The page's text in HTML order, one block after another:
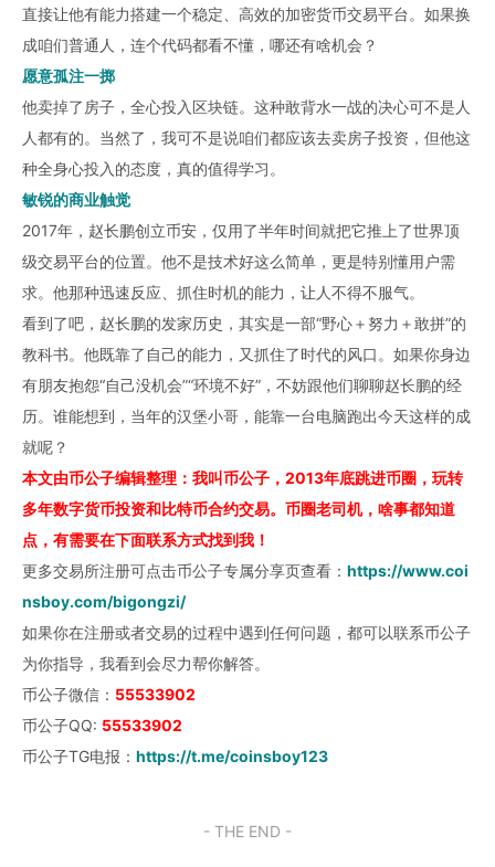
直接让他有能力搭建一个稳定、高效的加密货币交易平台。如果换
成咱们普通人，连个代码都看不懂，哪还有啥机会？
愿意孤注一掷
他卖掉了房子，全心投入区块链。这种敢背水一战的决心可不是人
人都有的。当然了，我可不是说咱们都应该去卖房子投资，但他这
种全身心投入的态度，真的值得学习。
敏锐的商业触觉
2017年，赵长鹏创立币安，仅用了半年时间就把它推上了世界顶
级交易平台的位置。他不是技术好这么简单，更是特别懂用户需
求。他那种迅速反应、抓住时机的能力，让人不得不服气。
看到了吧，赵长鹏的发家历史，其实是一部“野心＋努力＋敢拼”的
教科书。他既靠了自己的能力，又抓住了时代的风口。如果你身边
有朋友抱怨“自己没机会”“环境不好”，不妨跟他们聊聊赵长鹏的经
历。谁能想到，当年的汉堡小哥，能靠一台电脑跑出今天这样的成
就呢？
本文由币公子编辑整理：我叫币公子，2013年底跳进币圈，玩转
多年数字货币投资和比特币合约交易。币圈老司机，啥事都知道
点，有需要在下面联系方式找到我！
更多交易所注册可点击币公子专属分享页查看： https://www.coi
nsboy.com/bigongzi/
如果你在注册或者交易的过程中遇到任何问题，都可以联系币公子
为你指导，我看到会尽力帮你解答。
币公子微信： 55533902
币公子QQ: 55533902
币公子TG电报： https://t.me/coinsboy123
- THE END -